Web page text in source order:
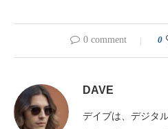
0 comment 0
DAVE
デイブは、デジタ